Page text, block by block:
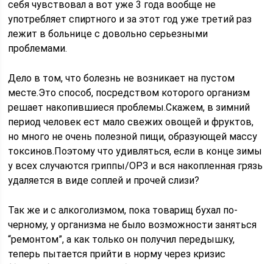
себя чувствовал а вот уже 3 года вообще не
употребляет спиртного и за этот год уже третий раз
лежит в больнице с довольно серьезными
проблемами.
Дело в том, что болезнь не возникает на пустом
месте.Это способ, посредством которого организм
решает накопившиеся проблемы.Скажем, в зимний
период человек ест мало свежих овощей и фруктов,
но много не очень полезной пищи, образующей массу
токсинов.Поэтому что удивляться, если в конце зимы
у всех случаются гриппы/ОРЗ и вся накопленная грязь
удаляется в виде соплей и прочей слизи?
Так же и с алкоголизмом, пока товарищ бухал по-
черному, у организма не было возможности заняться
“ремонтом”, а как только он получил передышку,
теперь пытается прийти в норму через кризис